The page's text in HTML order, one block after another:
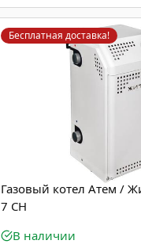
Бесплатная доставка!
Газовый котел Атем /
7 СН
В наличии